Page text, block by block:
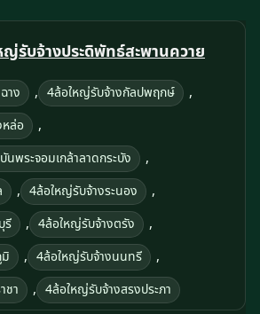
ญ่รับจ้างประดิพัทธ์สะพานควาย
าง , 4ล้อใหญ่รับจ้างกัลปพฤกษ์ ,
ล่อ ,
พระจอมเกล้าลาดกระบัง ,
, 4ล้อใหญ่รับจ้างระนอง ,
รี , 4ล้อใหญ่รับจ้างตรัง ,
, 4ล้อใหญ่รับจ้างนนทรี ,
ชา , 4ล้อใหญ่รับจ้างสรงประภา